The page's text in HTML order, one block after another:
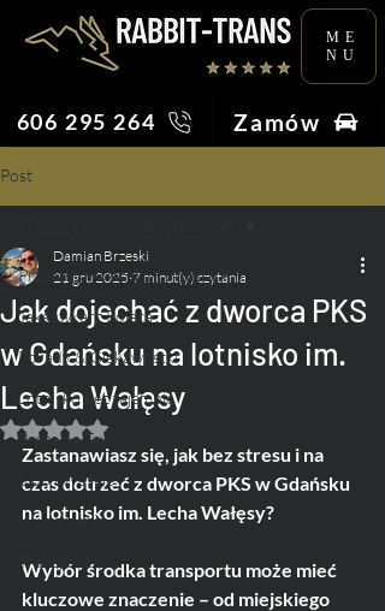
ME
NU
606 295 264 Zamów
Post
Przeczytaj więcej artykułów ✍︎
Taksówkarz Poleca
Porady & Ciekawostki
Lotnisko bez tajemnic
Praca na Taxi
Ślub i Wesele
Wydarzenia
Transport
Jak dojechać z dworca PKS
w Gdańsku na lotnisko im.
Lecha Wałęsy
Damian Brzeski
21 gru 2025 7 minut(y) czytania
Oceniono na NaN z 5 gwiazdek.
Zastanawiasz się, jak bez stresu i na
czas dotrzeć z dworca PKS w Gdańsku
na lotnisko im. Lecha Wałęsy?
Wybór środka transportu może mieć
kluczowe znaczenie – od miejskiego